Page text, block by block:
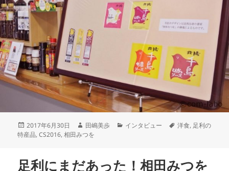
2017年6月30日 田嶋美歩 インタビュー 洋食, 足利の
特産品,CS2016,相田みつを
足利にまだあった！相田みつを